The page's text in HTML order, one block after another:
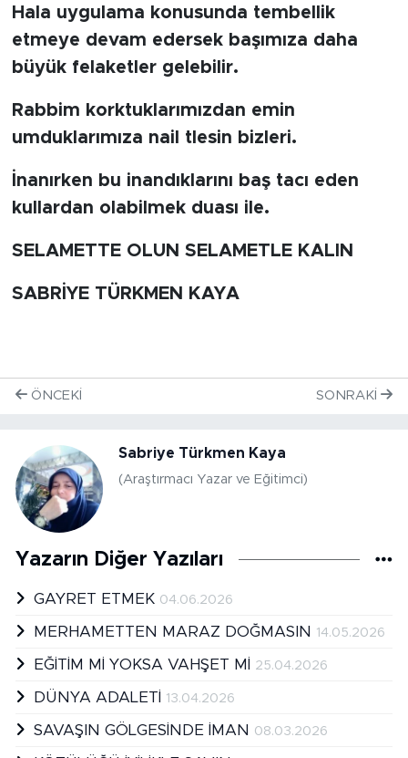
Hala uygulama konusunda tembellik
etmeye devam edersek başımıza daha
büyük felaketler gelebilir.
Rabbim korktuklarımızdan emin
umduklarımıza nail tlesin bizleri.
İnanırken bu inandıklarını baş tacı eden
kullardan olabilmek duası ile.
SELAMETTE OLUN SELAMETLE KALIN
SABRİYE TÜRKMEN KAYA
ÖNCEKI SONRAKI
Sabriye Türkmen Kaya
(Araştırmacı Yazar ve Eğitimci)
Yazarın Diğer Yazıları
GAYRET ETMEK 04.06.2026
MERHAMETTEN MARAZ DOĞMASIN 14.05.2026
EĞİTİM Mİ YOKSA VAHŞET Mİ 25.04.2026
DÜNYA ADALETİ 13.04.2026
SAVAŞIN GÖLGESİNDE İMAN 08.03.2026